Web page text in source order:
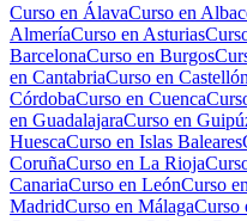
Curso en ÁlavaCurso en
AlmeríaCurso en Asturias
BarcelonaCurso en Burgos
en CantabriaCurso en Castellón
CórdobaCurso en Cuenca
en GuadalajaraCurso en
HuescaCurso en Islas Baleares
CoruñaCurso en La Rioja
CanariaCurso en LeónCurso en
MadridCurso en MálagaCurso